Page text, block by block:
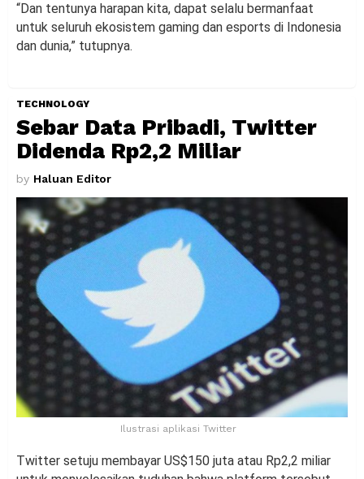
“Dan tentunya harapan kita, dapat selalu bermanfaat
untuk seluruh ekosistem gaming dan esports di Indonesia
dan dunia,” tutupnya.
TECHNOLOGY
Sebar Data Pribadi, Twitter
Didenda Rp2,2 Miliar
by Haluan Editor
Ilustrasi aplikasi Twitter
Twitter setuju membayar US$150 juta atau Rp2,2 miliar